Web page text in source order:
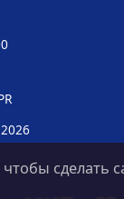
сделать